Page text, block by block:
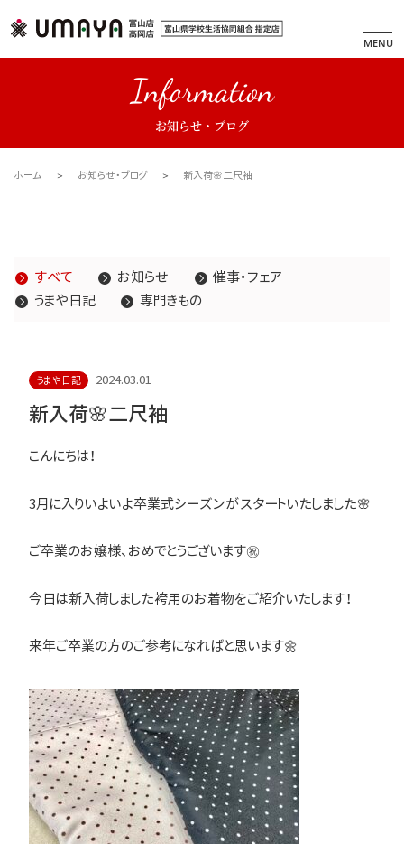
MENU
Information
お知らせ・ブログ
ホーム お知らせ・ブログ 新入荷🌸二尺袖
すべて お知らせ
催事・フェア
うまや日記
専門きもの
うまや日記 2024.03.01
新入荷🌸二尺袖
こんにちは！
3月に入りいよいよ卒業式シーズンがスタートいたしました🌸
ご卒業のお嬢様、おめでとうございます㊗
今日は新入荷しました袴用のお着物をご紹介いたします！
来年ご卒業の方のご参考になればと思います🌼